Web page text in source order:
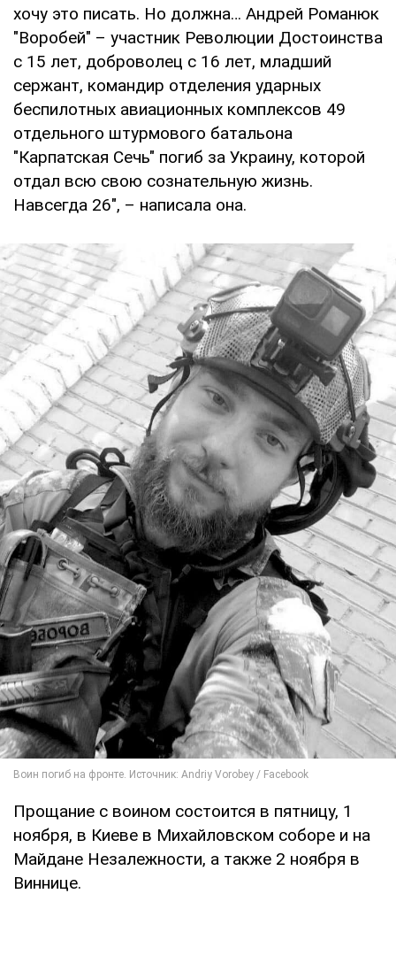
хочу это писать. Но должна… Андрей Романюк
"Воробей" – участник Революции Достоинства
с 15 лет, доброволец с 16 лет, младший
сержант, командир отделения ударных
беспилотных авиационных комплексов 49
отдельного штурмового батальона
"Карпатская Сечь" погиб за Украину, которой
отдал всю свою сознательную жизнь.
Навсегда 26", – написала она.
Прощание с воином состоится в пятницу, 1
ноября, в Киеве в Михайловском соборе и на
Майдане Незалежности, а также 2 ноября в
Виннице.